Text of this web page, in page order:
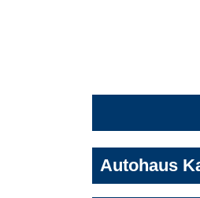
Autohaus